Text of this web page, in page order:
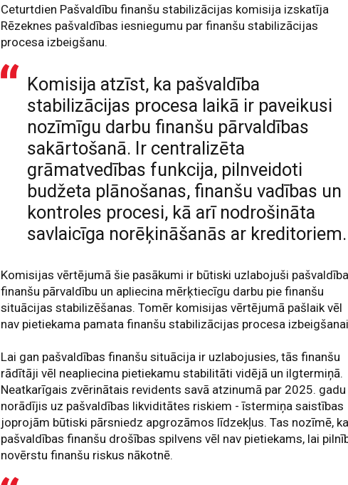
Ceturtdien Pašvaldību finanšu stabilizācijas komisija izskatīja
Rēzeknes pašvaldības iesniegumu par finanšu stabilizācijas
procesa izbeigšanu.
Komisija atzīst, ka pašvaldība
stabilizācijas procesa laikā ir paveikusi
nozīmīgu darbu finanšu pārvaldības
sakārtošanā. Ir centralizēta
grāmatvedības funkcija, pilnveidoti
budžeta plānošanas, finanšu vadības un
kontroles procesi, kā arī nodrošināta
savlaicīga norēķināšanās ar kreditoriem.
Komisijas vērtējumā šie pasākumi ir būtiski uzlabojuši
finanšu pārvaldību un apliecina mērķtiecīgu darbu pie finanšu
situācijas stabilizēšanas. Tomēr komisijas vērtējumā pašlaik vēl
nav pietiekama pamata finanšu stabilizācijas procesa
Lai gan pašvaldības finanšu situācija ir uzlabojusies, tās finanšu
rādītāji vēl neapliecina pietiekamu stabilitāti vidējā un ilgtermiņā.
Neatkarīgais zvērinātais revidents savā atzinumā par 2025.
norādījis uz pašvaldības likviditātes riskiem - īstermiņa saistības
joprojām būtiski pārsniedz apgrozāmos līdzekļus. Tas nozīmē, ka
pašvaldības finanšu drošības spilvens vēl nav pietiekams, lai
novērstu finanšu riskus nākotnē.